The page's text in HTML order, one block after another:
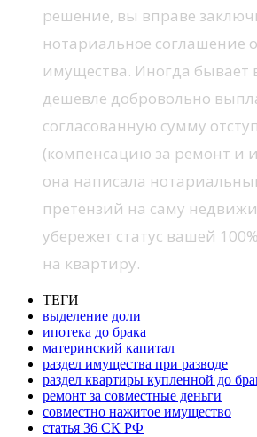
решение, вы вправе
нотариальное соглашение
имущества. Иногда бывает
дешевле добровольно
согласованную сумму
(компенсацию за ремонт и
она написала
претензий на саму
убережет статус вашей
на квартиру.
ТЕГИ
выделение доли
ипотека до брака
материнский капитал
раздел имущества при разводе
раздел квартиры купленной до
ремонт за совместные деньги
совместно нажитое имущество
статья 36 СК РФ